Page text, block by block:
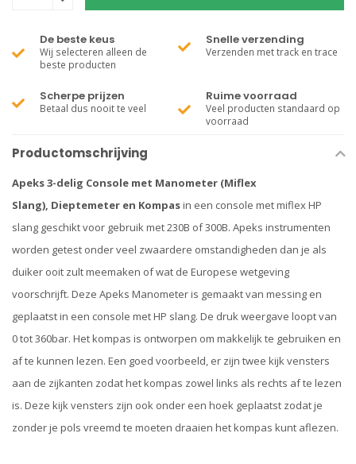
De beste keus
Wij selecteren alleen de
beste producten
Snelle verzending
Verzenden met track en trace
Scherpe prijzen
Betaal dus nooit te veel
Ruime voorraad
Veel producten standaard op
voorraad
Productomschrijving
Apeks 3-delig Console met Manometer (Miflex
Slang), Dieptemeter en Kompasin een console met miflex HP
slang geschikt voor gebruik met 230B of 300B. Apeks instrumenten
worden getest onder veel zwaardere omstandigheden dan je als
duiker ooit zult meemaken of wat de Europese wetgeving
voorschrijft. Deze Apeks Manometer is gemaakt van messing en
geplaatst in een console met HP slang. De druk weergave loopt van
0 tot 360bar. Het kompas is ontworpen om makkelijk te gebruiken en
af te kunnen lezen. Een goed voorbeeld, er zijn twee kijk vensters
aan de zijkanten zodat het kompas zowel links als rechts af te lezen
is. Deze kijk vensters zijn ook onder een hoek geplaatst zodat je
zonder je pols vreemd te moeten draaien het kompas kunt aflezen.